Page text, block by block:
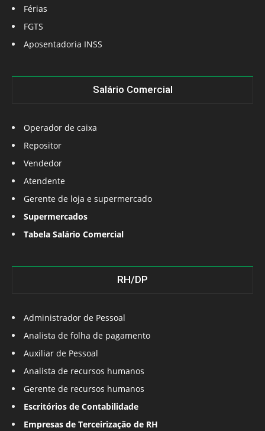
Férias
FGTS
Aposentadoria INSS
Salário Comercial
Operador de caixa
Repositor
Vendedor
Atendente
Gerente de loja e supermercado
Supermercados
Tabela Salário Comercial
RH/DP
Administrador de Pessoal
Analista de folha de pagamento
Auxiliar de Pessoal
Analista de recursos humanos
Gerente de recursos humanos
Escritórios de Contabilidade
Empresas de Terceirização de RH